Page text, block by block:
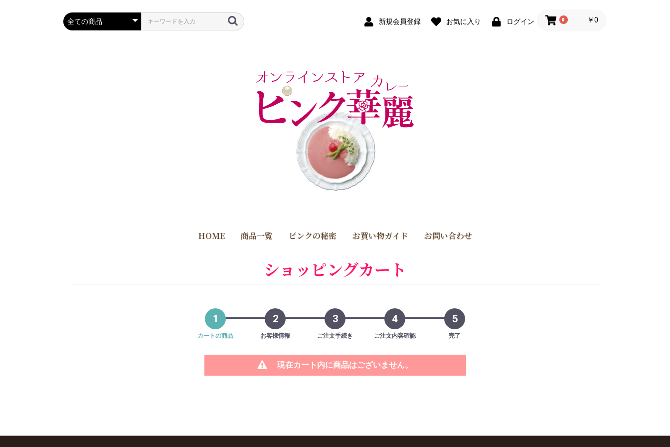
新規会員登録 お気に入り ログイン 0 ￥0
HOME 商品一覧 ピンクの秘密 お買い物ガイド お問い合わせ
ショッピングカート
1
カートの商品
2
お客様情報
3
ご注文手続き
4
ご注文内容確認
5
完了
現在カート内に商品はございません。